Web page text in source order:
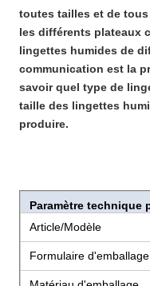
toutes tailles et de
les différents plateaux
lingettes humides de
communication est la
savoir quel type de
taille des lingettes
produire.
Paramètre technique
Article/Modèle
Formulaire d'emballage